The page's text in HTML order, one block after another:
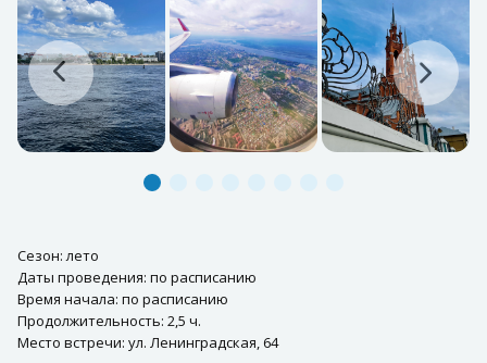
Сезон: лето
Даты проведения: по расписанию
Время начала: по расписанию
Продолжительность: 2,5 ч.
Место встречи: ул. Ленинградская, 64